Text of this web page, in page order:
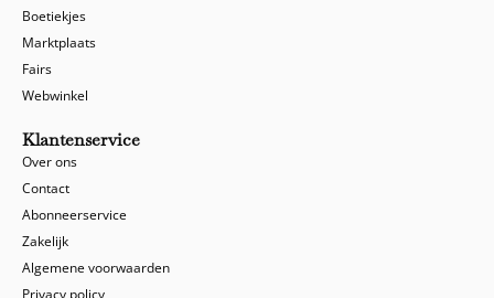
Boetiekjes
Marktplaats
Fairs
Webwinkel
Klantenservice
Over ons
Contact
Abonneerservice
Zakelijk
Algemene voorwaarden
Privacy policy